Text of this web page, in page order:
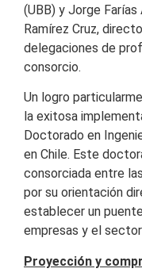
(UBB) y Jorge Farías
Ramírez Cruz,
delegaciones de
consorcio.
Un logro
la exitosa
Doctorado en
en Chile. Este
consorciada entre
por su orientación
establecer un
empresas y el
Proyección y